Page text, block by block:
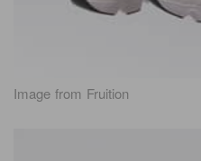
Image from Fruition